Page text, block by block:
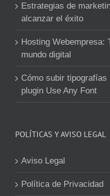
Estrategias de
alcanzar el éxito
Hosting Webempresa:
mundo digital
Cómo subir tipografías
plugin Use Any Font
POLÍTICAS Y AVISO LEGAL
Aviso Legal
Política de Privacidad